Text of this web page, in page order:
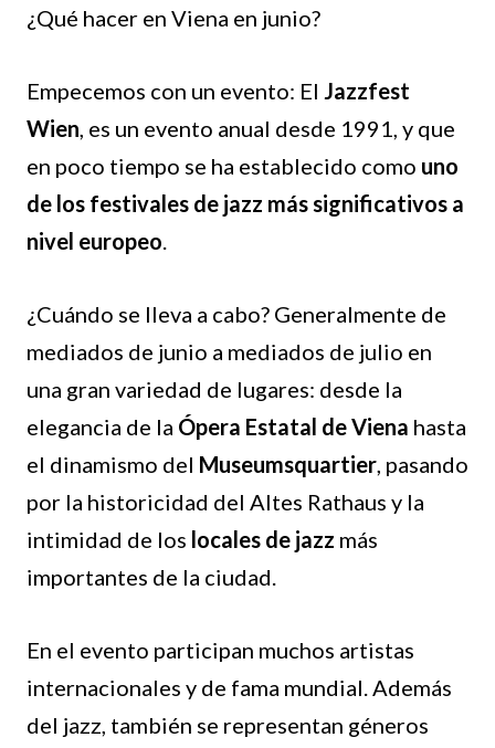
¿Qué hacer en Viena en junio?
Empecemos con un evento: El Jazzfest
Wien, es un evento anual desde 1991, y que
en poco tiempo se ha establecido como uno
de los festivales de jazz más significativos a
nivel europeo.
¿Cuándo se lleva a cabo? Generalmente de
mediados de junio a mediados de julio en
una gran variedad de lugares: desde la
elegancia de la Ópera Estatal de Viena hasta
el dinamismo del Museumsquartier, pasando
por la historicidad del Altes Rathaus y la
intimidad de los locales de jazz más
importantes de la ciudad.
En el evento participan muchos artistas
internacionales y de fama mundial. Además
del jazz, también se representan géneros